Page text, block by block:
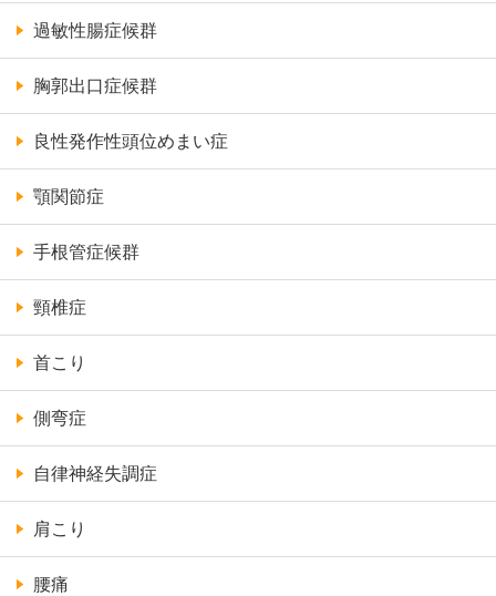
過敏性腸症候群
胸郭出口症候群
良性発作性頭位めまい症
顎関節症
手根管症候群
頸椎症
首こり
側弯症
自律神経失調症
肩こり
腰痛